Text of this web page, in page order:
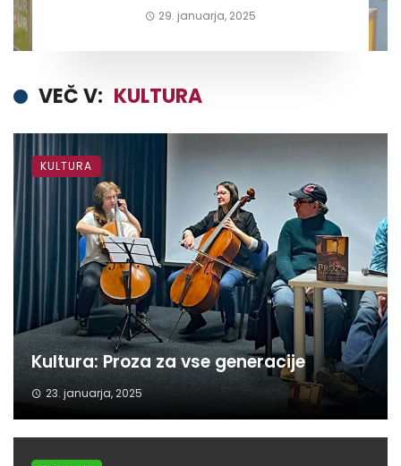
29. januarja, 2025
VEČ V: KULTURA
Kultura: Proza za vse generacije
23. januarja, 2025
KULTURA